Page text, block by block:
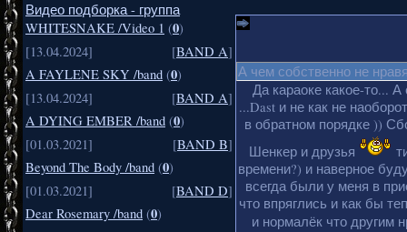
Видео подборка - группа
WHITESNAKE /Video 1 (0)
[13.04.2024]
[BAND A]
A FAYLENE SKY /band (0)
[13.04.2024]
[BAND A]
A DYING EMBER /band (0)
[01.03.2021]
[BAND B]
Beyond The Body /band (0)
[01.03.2021]
[BAND D]
Dear Rosemary /band (0)
А чем собственно не
Да караоке какое-то...
...Dast и не как не
в обратном порядке ))
Шенкер и друзья
времени?) и наверное
всегда были у меня в
что впряглись и как бы
и нормалёк что другим